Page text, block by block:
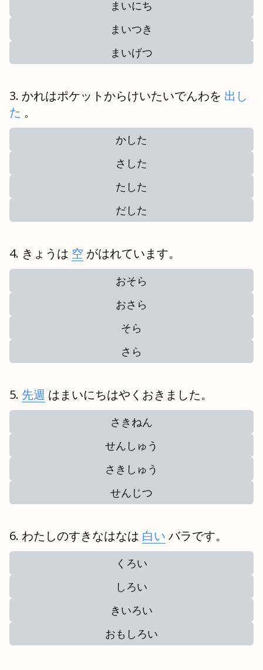
まいにち
まいつき
まいげつ
かれはポケットからけいたいでんわを 出し
た 。
かした
さした
たした
だした
きょうは 空 がはれています。
おそら
おさら
そら
さら
先週 はまいにちはやくおきました。
さきねん
せんしゅう
さきしゅう
せんじつ
わたしのすきなはなは 白い バラです。
くろい
しろい
きいろい
おもしろい